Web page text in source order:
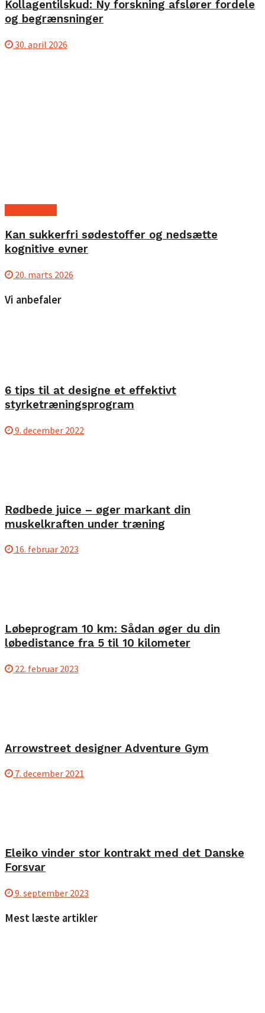
Kollagentilskud: Ny forskning afslører fordele
og begrænsninger
30. april 2026
Kan sukkerfri sødestoffer og nedsætte
kognitive evner
20. marts 2026
Vi anbefaler
6 tips til at designe et effektivt
styrketræningsprogram
9. december 2022
Rødbede juice – øger markant din
muskelkraften under træning
16. februar 2023
Løbeprogram 10 km: Sådan øger du din
løbedistance fra 5 til 10 kilometer
22. februar 2023
Arrowstreet designer Adventure Gym
7. december 2021
Eleiko vinder stor kontrakt med det Danske
Forsvar
9. september 2023
Mest læste artikler